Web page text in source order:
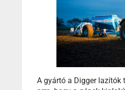
A gyártó a Digger lazítók